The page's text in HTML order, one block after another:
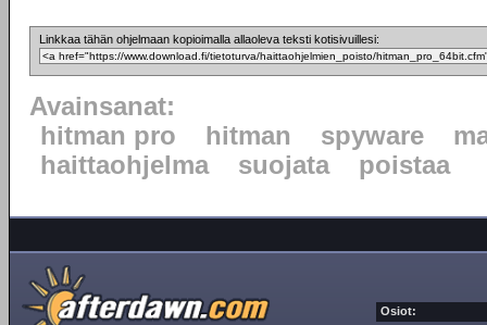
Linkkaa tähän ohjelmaan kopioimalla allaoleva teksti kotisivuillesi:
Avainsanat:
hitman pro
hitman spyware
haittaohjelma
suojata poistaa
Osiot: